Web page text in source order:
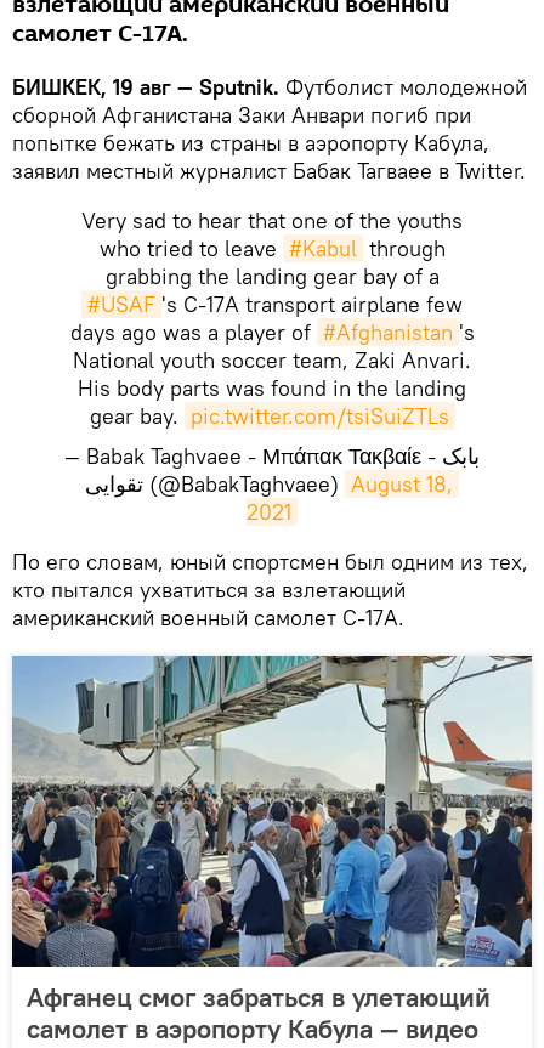
самолет C-17A.
БИШКЕК, 19 авг — Sputnik. Футболист молодежной
сборной Афганистана Заки Анвари погиб при
попытке бежать из страны в аэропорту Кабула,
заявил местный журналист Бабак Тагваее в Twitter.
Very sad to hear that one of the youths
who tried to leave #Kabul through
grabbing the landing gear bay of a
#USAF 's C-17A transport airplane few
days ago was a player of #Afghanistan 's
National youth soccer team, Zaki Anvari.
His body parts was found in the landing
gear bay. pic.twitter.com/tsiSuiZTLs
— Babak Taghvaee - Μπάπακ Τακβαίε - بابک
تقوایی (@BabakTaghvaee) August 18,
2021
​По его словам, юный спортсмен был одним из тех,
кто пытался ухватиться за взлетающий
американский военный самолет C-17A.
Афганец смог забраться в улетающий
самолет в аэропорту Кабула — видео